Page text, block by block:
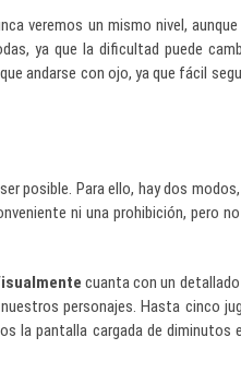
veremos un mismo nivel,
ya que la dificultad puede
andarse con ojo, ya que fácil
posible. Para ello, hay dos
ni una prohibición, pero
cuanta con un
personajes. Hasta cinco
la pantalla cargada de diminutos